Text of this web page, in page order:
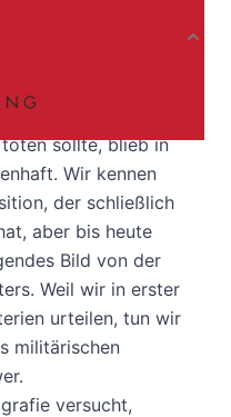
Juli 1944 die
sollte, blieb in
Wir kennen
der schließlich
aber bis heute
Bild von der
Weil wir in erster
urteilen, tun wir
militärischen
versucht,